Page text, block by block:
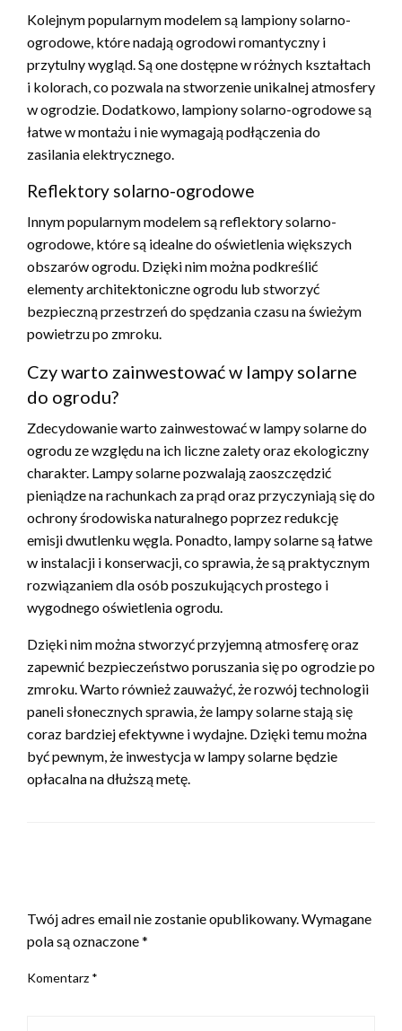
Kolejnym popularnym modelem są lampiony solarno-
ogrodowe, które nadają ogrodowi romantyczny i
przytulny wygląd. Są one dostępne w różnych kształtach
i kolorach, co pozwala na stworzenie unikalnej atmosfery
w ogrodzie. Dodatkowo, lampiony solarno-ogrodowe są
łatwe w montażu i nie wymagają podłączenia do
zasilania elektrycznego.
Reflektory solarno-ogrodowe
Innym popularnym modelem są reflektory solarno-
ogrodowe, które są idealne do oświetlenia większych
obszarów ogrodu. Dzięki nim można podkreślić
elementy architektoniczne ogrodu lub stworzyć
bezpieczną przestrzeń do spędzania czasu na świeżym
powietrzu po zmroku.
Czy warto zainwestować w lampy solarne
do ogrodu?
Zdecydowanie warto zainwestować w lampy solarne do
ogrodu ze względu na ich liczne zalety oraz ekologiczny
charakter. Lampy solarne pozwalają zaoszczędzić
pieniądze na rachunkach za prąd oraz przyczyniają się do
ochrony środowiska naturalnego poprzez redukcję
emisji dwutlenku węgla. Ponadto, lampy solarne są łatwe
w instalacji i konserwacji, co sprawia, że są praktycznym
rozwiązaniem dla osób poszukujących prostego i
wygodnego oświetlenia ogrodu.
Dzięki nim można stworzyć przyjemną atmosferę oraz
zapewnić bezpieczeństwo poruszania się po ogrodzie po
zmroku. Warto również zauważyć, że rozwój technologii
paneli słonecznych sprawia, że lampy solarne stają się
coraz bardziej efektywne i wydajne. Dzięki temu można
być pewnym, że inwestycja w lampy solarne będzie
opłacalna na dłuższą metę.
Twój adres email nie zostanie opublikowany.Wymagane
pola są oznaczone*
Komentarz *